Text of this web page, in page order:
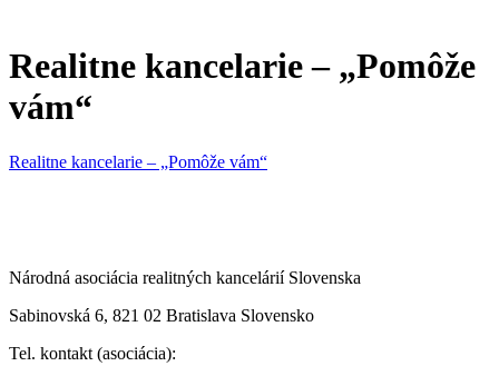
Realitne kancelarie – „Pomôže
vám“
Realitne kancelarie – „Pomôže vám“
Národná asociácia realitných kancelárií Slovenska
Sabinovská 6, 821 02 Bratislava Slovensko
Tel. kontakt (asociácia):